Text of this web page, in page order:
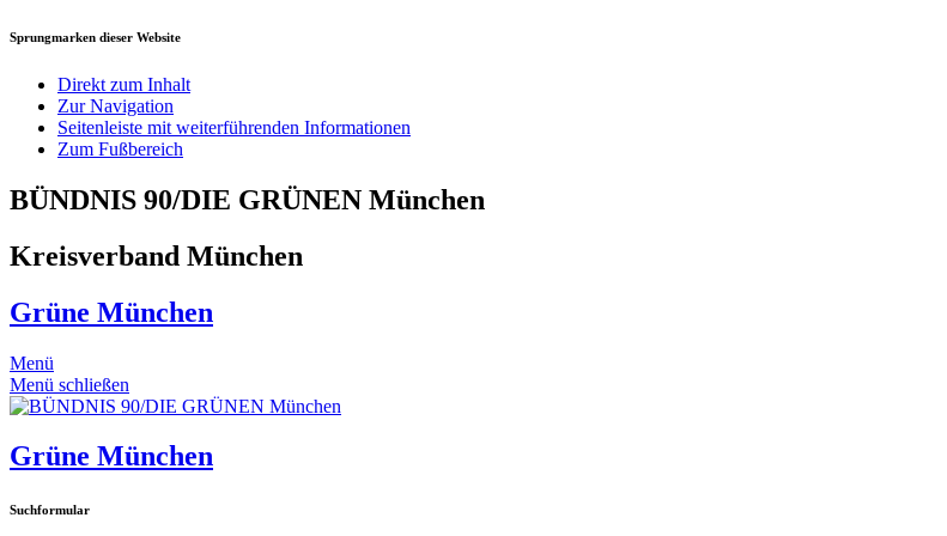
Sprungmarken dieser Website
Direkt zum Inhalt
Zur Navigation
Seitenleiste mit weiterführenden Informationen
Zum Fußbereich
BÜNDNIS 90/DIE GRÜNEN München
Kreisverband München
Grüne München
Menü
Menü schließen
Grüne München
Suchformular